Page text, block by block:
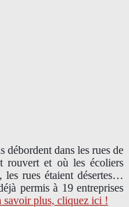
débordent dans les rues de
rouvert et où les écoliers
rues étaient désertes…
permis à 19 entreprises
savoir plus, cliquez ici !